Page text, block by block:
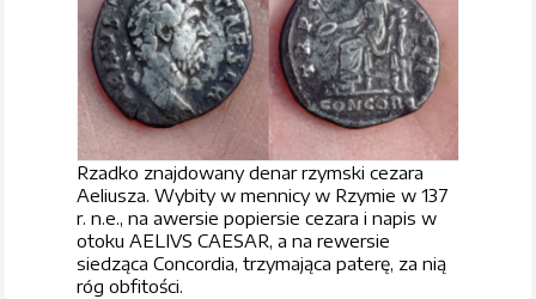
Rzadko znajdowany denar rzymski cezara
Aeliusza. Wybity w mennicy w Rzymie w 137
r. n.e., na awersie popiersie cezara i napis w
otoku AELIVS CAESAR, a na rewersie
siedząca Concordia, trzymająca paterę, za nią
róg obfitości.